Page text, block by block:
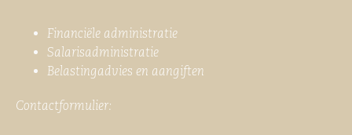
Financiële administratie
Salarisadministratie
Belastingadvies en aangiften
Contactformulier: